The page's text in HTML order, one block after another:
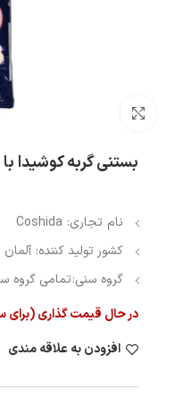
بستنی گربه کوشیدا با
نام تجاری: Coshida
کشور تولید کننده: آلمان
گروه سنی:تمامی گروه
در حال قیمت گذاری
افزودن به علاقه مندی